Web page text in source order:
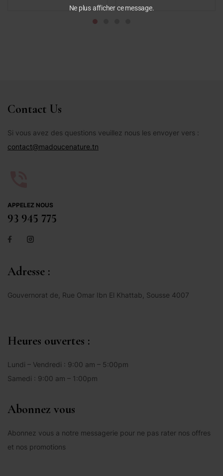
Contact Us
Si vous avez des questions veuillez nous les envoyer vers :
contact@madoucenature.tn
APPELEZ NOUS
93 945 775
Adresse :
Gouvernorat de, Rue Omar Ibn El Khattab, Sousse 4007
Heures ouvertes :
Lundi – Vendredi : 9:00 am – 5:00pm
Samedi : 9:00 am – 1:00pm
Abonnez vous
Abonnez vous a notre messagerie pour ne pas rater nos offres
et nos promotions
Ne plus afficher ce message.